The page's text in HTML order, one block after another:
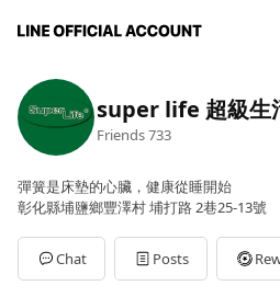
super life 超級生
Friends733
彈簧是床墊的心臟，健康從睡開始
彰化縣埔鹽鄉豐澤村 埔打路 2巷25-13號
Chat Posts